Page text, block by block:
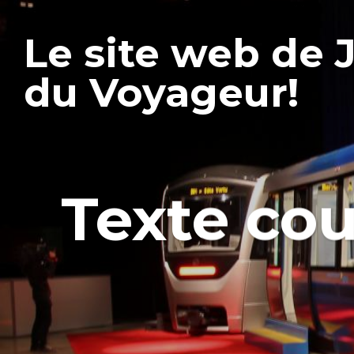
Le site web de
du Voyageur!
Texte